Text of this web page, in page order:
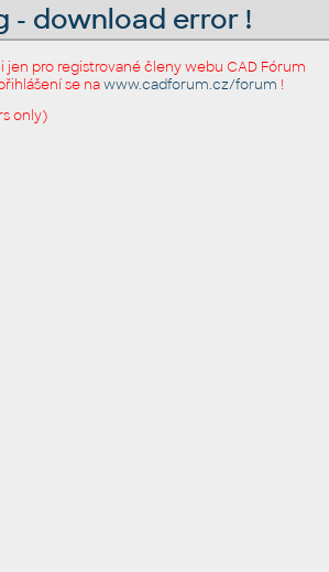
- download error !
jen pro registrované členy webu CAD Fórum
se nawww.cadforum.cz/forum !
only)